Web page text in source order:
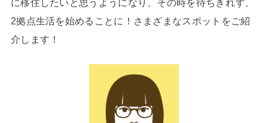
に移住したいと思うようになり、その時を待ちきれず、
2拠点生活を始めることに！さまざまなスポットをご紹
介します！